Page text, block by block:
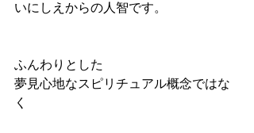
いにしえからの人智です。
ふんわりとした
夢見心地なスピリチュアル概念ではな
く